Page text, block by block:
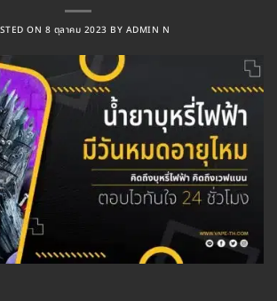
ON 8 ตุลาคม 2023 BY ADMIN N